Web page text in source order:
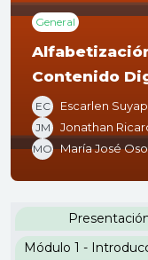
General
Contenido
EC Escarlen
JM Jonathan
MO María José